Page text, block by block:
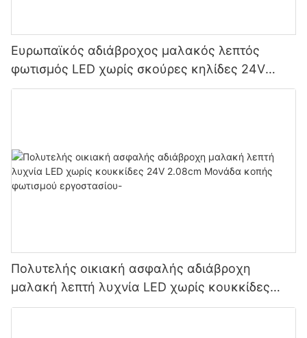
Ευρωπαϊκός αδιάβροχος μαλακός λεπτός
φωτισμός LED χωρίς σκούρες κηλίδες 24V
2.08cm μονάδα κοπής φωτισμού εργοστασίου
Πολυτελής οικιακή ασφαλής αδιάβροχη
μαλακή λεπτή λυχνία LED χωρίς κουκκίδες
24V 2.08cm Μονάδα κοπής φωτισμού